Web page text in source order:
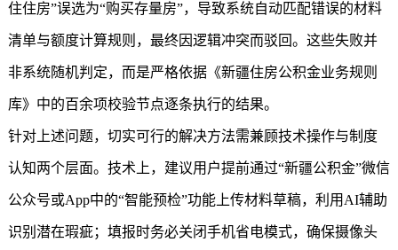
住住房”误选为“购买存量房”，导致系统自动匹配错误的材料
清单与额度计算规则，最终因逻辑冲突而驳回。这些失败并
非系统随机判定，而是严格依据《新疆住房公积金业务规则
库》中的百余项校验节点逐条执行的结果。
针对上述问题，切实可行的解决方法需兼顾技术操作与制度
认知两个层面。技术上，建议用户提前通过“新疆公积金”微信
公众号或App中的“智能预检”功能上传材料草稿，利用AI辅助
识别潜在瑕疵；填报时务必关闭手机省电模式，确保摄像头